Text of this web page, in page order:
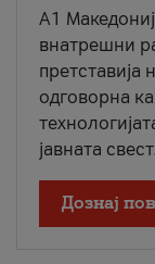
A1
внатрешни
претставија
одговорна
јавната
Дознај